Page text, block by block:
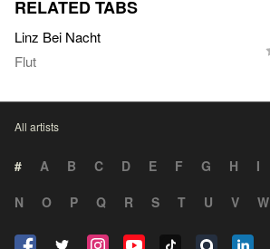
RELATED TABS
Linz Bei Nacht
Flut
All artists
# A B C D E F G H I
N
O P Q R S T U V W